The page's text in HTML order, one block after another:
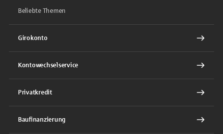
Beliebte Themen
Girokonto
Kontowechselservice
Privatkredit
Baufinanzierung